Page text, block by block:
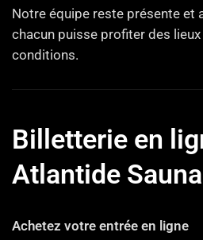
Notre équipe reste présente et
chacun puisse profiter des
conditions.
Billetterie en
Atlantide
Achetez votre entrée en ligne